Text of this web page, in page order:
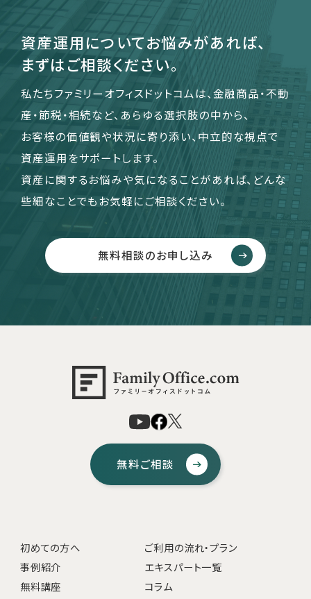
資産運用についてお悩みがあれば、
まずはご相談ください。
私たちファミリーオフィスドットコムは、金融商品・不動
産・節税・相続など、あらゆる選択肢の中から、
お客様の価値観や状況に寄り添い、中立的な視点で
資産運用をサポートします。
資産に関するお悩みや気になることがあれば、どんな
些細なことでもお気軽にご相談ください。
無料相談のお申し込み
無料ご相談
初めての方へ
ご利用の流れ・プラン
事例紹介
エキスパート一覧
無料講座
コラム